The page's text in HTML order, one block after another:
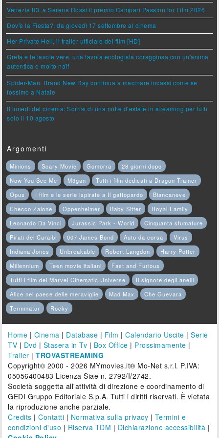
Venezia 83, a Serena Rossi il premio Campari Passion for Film 2026
Dov'è la Fiesta?, da giovedì 17 settembre al cinema
Her Private Hell, il trailer ufficiale del film [HD]
Greta e le favole vere, una favola ecologista coraggiosa,con un'anima
autentica e molto naïf
Spider-Man: Brand New Day continua a macinare incassi come se
fossimo a Natale
Il lunedì del cinema: Sorrisi di una notte d’estate in streaming per tutti
solo il 10 agosto
Argomenti
Minions Scary Movie Gomorra
28 giorni dopo
Now You See Me
M3gan
Tutti i film dedicati a Dragon Trainer
Opus
I film e le serie ispirate a Il gattopardo
Biancaneve
Checco Zalone
Oppenheimer Baby Sitter
Royal Family
Leonardo Da Vinci
Jurassic Park - World
Cinquanta sfumature
Pirati dei Caraibi
007 James Bond Auto da corsa
Virus
Indiana Jones
Unbreakable Robert Langdon
Harry Potter
Millennium
Teen movie italiani
Fast and Furious
Tutti i film del Marvel Cinematic Universe
Il signore degli anelli
Alice nel paese delle meraviglie
Mad Max
Che Guevara
Terminator
Rocky
Home | Cinema | Database | Film |Calendario Uscite |Serie
TV | Dvd | Stasera in Tv | Box Office | Prossimamente |
Trailer |TROVASTREAMING
Copyright© 2000 - 2026 MYmovies.it® Mo-Net s.r.l. P.IVA:
05056400483 Licenza Siae n. 2792/I/2742.
Società soggetta all'attività di direzione e coordinamento di
GEDI Gruppo Editoriale S.p.A. Tutti i diritti riservati. È vietata
la riproduzione anche parziale.
Credits |Contatti | Normativa sulla privacy | Termini e
condizioni d'uso | Riserva TDM | Dichiarazione accessibilità |